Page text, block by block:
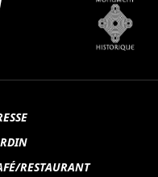
RESTAURANT